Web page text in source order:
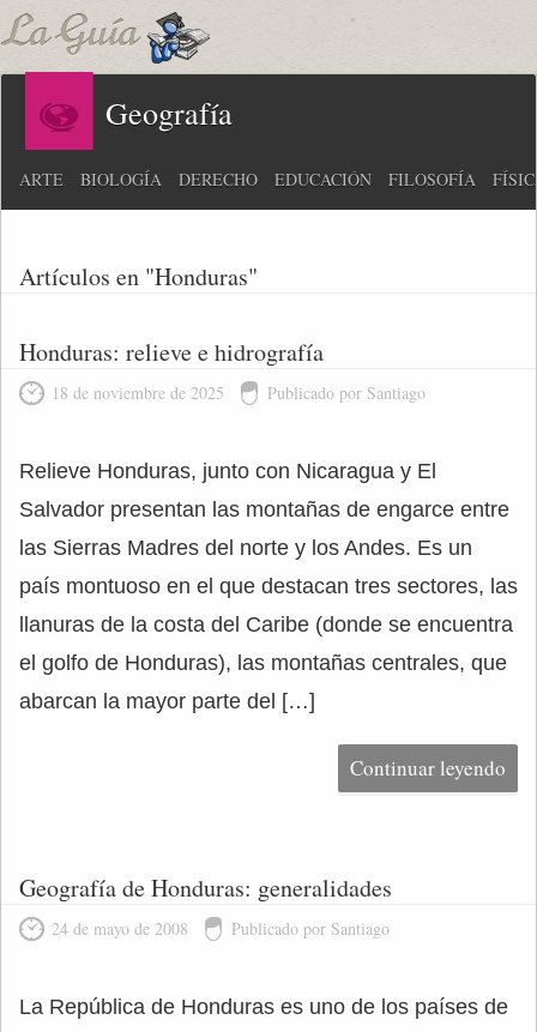
Geografía
ARTE BIOLOGÍA DERECHO EDUCACIÓN FILOSOFÍA
Artículos en "Honduras"
Honduras: relieve e hidrografía
18 de noviembre de 2025 Publicado por Santiago
Relieve Honduras, junto con Nicaragua y El
Salvador presentan las montañas de engarce entre
las Sierras Madres del norte y los Andes. Es un
país montuoso en el que destacan tres sectores, las
llanuras de la costa del Caribe (donde se encuentra
el golfo de Honduras), las montañas centrales, que
abarcan la mayor parte del […]
Continuar leyendo
Geografía de Honduras: generalidades
24 de mayo de 2008 Publicado por Santiago
La República de Honduras es uno de los países de